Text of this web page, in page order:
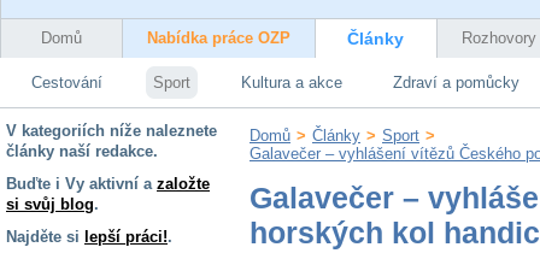
Domů Nabídka práce OZP Články Rozhovory
Cestování Sport Kultura a akce Zdraví a pomůcky
V kategoriích níže naleznete
články naší redakce.
Buďte i Vy aktivní a založte
si svůj blog.
Najděte si lepší práci!.
Domů > Články > Sport >
Galavečer – vyhlášení vítězů Českého
Galavečer –
horských kol